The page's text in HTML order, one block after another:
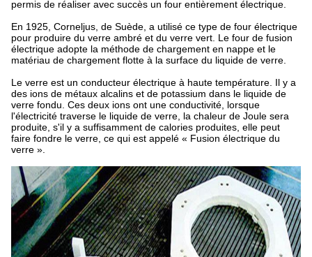
permis de réaliser avec succès un four entièrement électrique.
En 1925, Corneljus, de Suède, a utilisé ce type de four électrique
pour produire du verre ambré et du verre vert. Le four de fusion
électrique adopte la méthode de chargement en nappe et le
matériau de chargement flotte à la surface du liquide de verre.
Le verre est un conducteur électrique à haute température. Il y a
des ions de métaux alcalins et de potassium dans le liquide de
verre fondu. Ces deux ions ont une conductivité, lorsque
l'électricité traverse le liquide de verre, la chaleur de Joule sera
produite, s'il y a suffisamment de calories produites, elle peut
faire fondre le verre, ce qui est appelé « Fusion électrique du
verre ».